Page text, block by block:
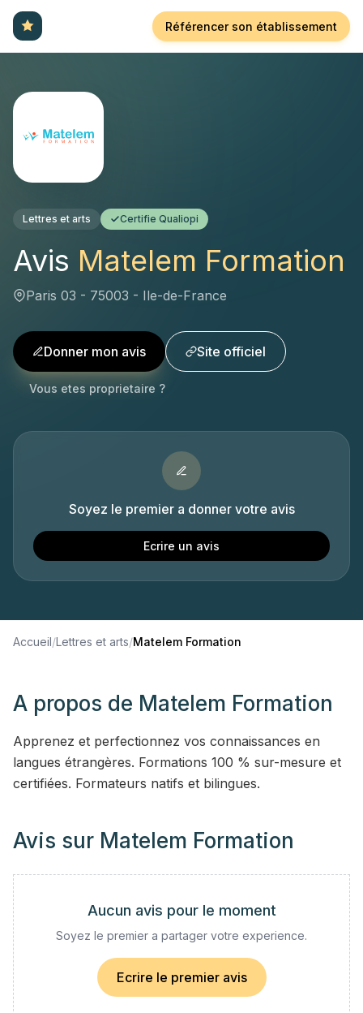
Référencer son établissement
Lettres et arts Certifie Qualiopi
Avis Matelem Formation
Paris 03 - 75003 - Ile-de-France
Donner mon avis Site officiel
Vous etes proprietaire ?
Soyez le premier a donner votre avis
Ecrire un avis
Accueil/Lettres et arts/Matelem Formation
A propos de Matelem Formation
Apprenez et perfectionnez vos connaissances en
langues étrangères. Formations 100 % sur-mesure et
certifiées. Formateurs natifs et bilingues.
Avis sur Matelem Formation
Aucun avis pour le moment
Soyez le premier a partager votre experience.
Ecrire le premier avis